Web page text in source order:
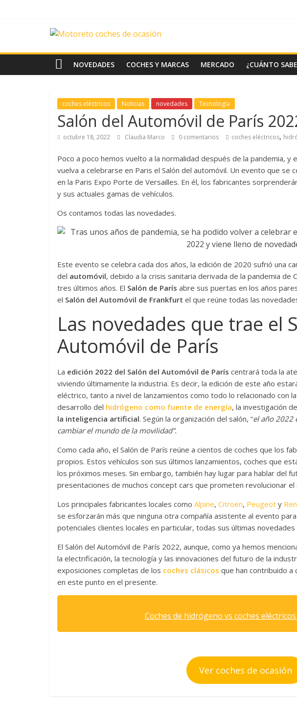
News
Motoreto
de
coches
de
ocasión
NOVEDADES COCHES Y MARCAS MERCADO ¿CUÁNTO
coches eléctricos Noticias novedades Tecnología
Salón del Automóvil de París
octubre 18, 2022 Claudia Marco 0 comentarios coches eléctricos,
Poco a poco hemos vuelto a la normalidad después de la pandemia,
vuelva a celebrarse en Paris el Salón del automóvil. Un evento que
en la Paris Expo Porte de Versailles. En él, los fabricantes
y sus actuales gamas de vehículos.
Os contamos todas las novedades.
Este evento se celebra cada dos años, la edición de 2020 sufrió una
del automóvil, debido a la crisis sanitaria derivada de la pandemia
tres últimos años. El Salón de París abre sus puertas en los años
el Salón del Automóvil de Frankfurt el que reúne todas las
Las novedades que trae el
Automóvil de París
La edición 2022 del Salón del Automóvil de París centrará toda la
viviendo últimamente la industria. Es decir, la edición de este año
eléctrico, tanto a nivel de lanzamientos como todo lo relacionado con
desarrollo del hidrógeno como fuente de energía, la investigación
la inteligencia artificial. Según la organización del salón, “el año 2022
cambiar el mundo de la movilidad”.
Como cada año, el Salón de París reúne a cientos de coches que los
propios. Estos vehículos son sus últimos lanzamientos, coches que
los próximos meses. Sin embargo, también hay lugar para hablar del
presentaciones de muchos concept cars que prometen revolucionar el
Los principales fabricantes locales como Alpine, Citroën, Peugeot y
se esforzarán más que ninguna otra compañía asistente al evento
potenciales clientes locales en particular, todas sus últimas novedades
El Salón del Automóvil de París 2022, aunque, como ya hemos
la electrificación, la tecnología y las innovaciones del futuro de la
exposiciones completas de los coches clásicos que han contribuido
en este punto en el presente.
Coches de hidrógeno vs coches
Ver coches de ocasión